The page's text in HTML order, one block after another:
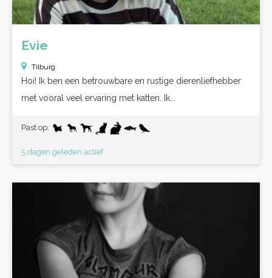
Evie
Tilburg
Hoi! Ik ben een betrouwbare en rustige dierenliefhebber
met vooral veel ervaring met katten. Ik...
Past op:
5 dagen geleden actief